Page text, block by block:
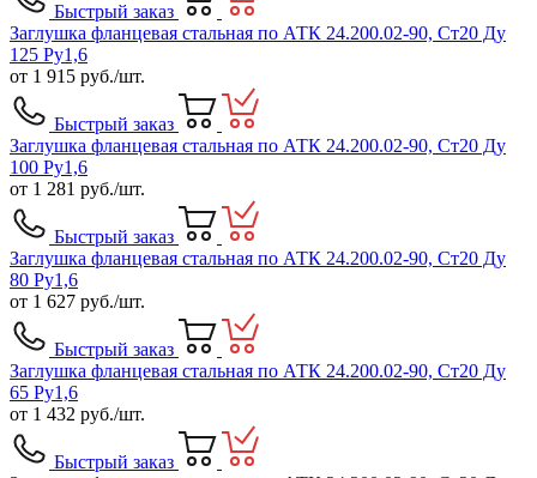
Быстрый заказ
Заглушка фланцевая стальная по АТК 24.200.02-90, Ст20 Ду
125 Ру1,6
от 1 915 руб./шт.
Быстрый заказ
Заглушка фланцевая стальная по АТК 24.200.02-90, Ст20 Ду
100 Ру1,6
от 1 281 руб./шт.
Быстрый заказ
Заглушка фланцевая стальная по АТК 24.200.02-90, Ст20 Ду
80 Ру1,6
от 1 627 руб./шт.
Быстрый заказ
Заглушка фланцевая стальная по АТК 24.200.02-90, Ст20 Ду
65 Ру1,6
от 1 432 руб./шт.
Быстрый заказ